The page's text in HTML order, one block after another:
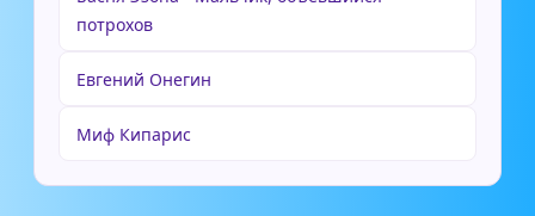
потрохов
Евгений Онегин
Миф Кипарис